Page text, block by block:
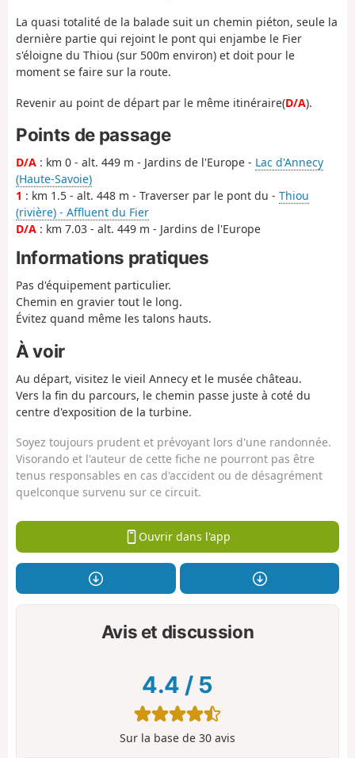
La quasi totalité de la balade suit un chemin piéton, seule la
dernière partie qui rejoint le pont qui enjambe le Fier
s'éloigne du Thiou (sur 500m environ) et doit pour le
moment se faire sur la route.
Revenir au point de départ par le même itinéraire(D/A).
Points de passage
D/A : km 0 - alt. 449 m - Jardins de l'Europe - Lac d'Annecy
(Haute-Savoie)
1 : km 1.5 - alt. 448 m - Traverser par le pont du - Thiou
(rivière) - Affluent du Fier
D/A : km 7.03 - alt. 449 m - Jardins de l'Europe
Informations pratiques
Pas d'équipement particulier.
Chemin en gravier tout le long.
Évitez quand même les talons hauts.
À voir
Au départ, visitez le vieil Annecy et le musée château.
Vers la fin du parcours, le chemin passe juste à coté du
centre d'exposition de la turbine.
Soyez toujours prudent et prévoyant lors d'une randonnée.
Visorando et l'auteur de cette fiche ne pourront pas être
tenus responsables en cas d'accident ou de désagrément
quelconque survenu sur ce circuit.
Ouvrir dans l'app
Avis et discussion
4.4 / 5
Sur la base de 30 avis